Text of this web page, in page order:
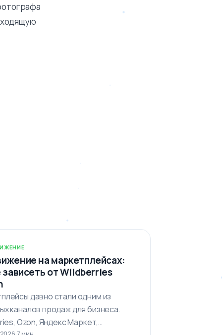
на маркетплейсах:
зависеть от Wildberries
давно стали одним из
каналов продаж для бизнеса.
Ozon, Яндекс Маркет,